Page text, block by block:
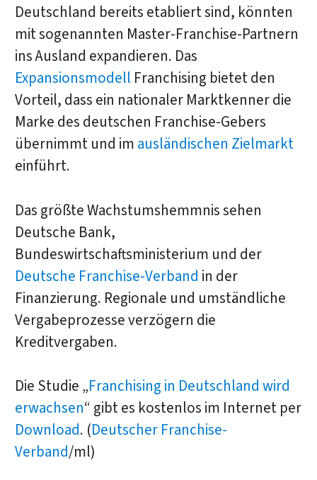
Deutschland bereits etabliert sind, könnten
mit sogenannten Master-Franchise-Partnern
ins Ausland expandieren. Das
Expansionsmodell Franchising bietet den
Vorteil, dass ein nationaler Marktkenner die
Marke des deutschen Franchise-Gebers
übernimmt und im ausländischen Zielmarkt
einführt.
Das größte Wachstumshemmnis sehen
Deutsche Bank,
Bundeswirtschaftsministerium und der
Deutsche Franchise-Verband in der
Finanzierung. Regionale und umständliche
Vergabeprozesse verzögern die
Kreditvergaben.
Die Studie „Franchising in Deutschland wird
erwachsen“ gibt es kostenlos im Internet per
Download. (Deutscher Franchise-
Verband/ml)